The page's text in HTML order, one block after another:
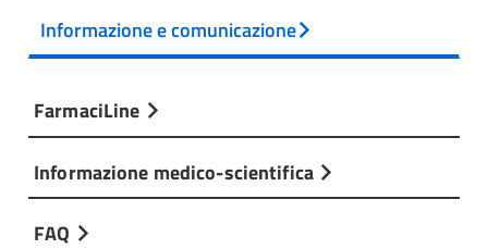
Informazione e comunicazione
FarmaciLine
Informazione medico-scientifica
FAQ